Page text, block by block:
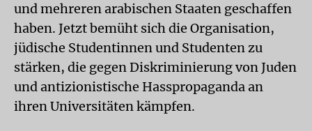
und mehreren arabischen Staaten geschaffen
haben. Jetzt bemüht sich die Organisation,
jüdische Studentinnen und Studenten zu
stärken, die gegen Diskriminierung von Juden
und antizionistische Hasspropaganda an
ihren Universitäten kämpfen.